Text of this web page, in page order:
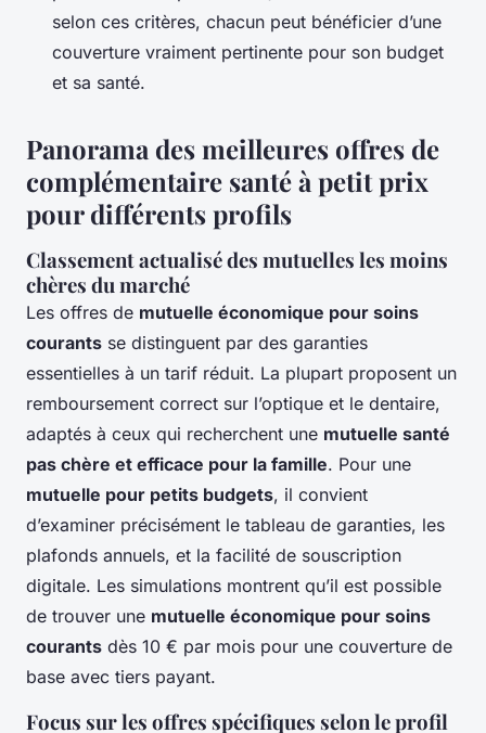
selon ces critères, chacun peut bénéficier d’une
couverture vraiment pertinente pour son budget
et sa santé.
Panorama des meilleures offres de
complémentaire santé à petit prix
pour différents profils
Classement actualisé des mutuelles les moins
chères du marché
Les offres de mutuelle économique pour soins
courants se distinguent par des garanties
essentielles à un tarif réduit. La plupart proposent un
remboursement correct sur l’optique et le dentaire,
adaptés à ceux qui recherchent une mutuelle santé
pas chère et efficace pour la famille. Pour une
mutuelle pour petits budgets, il convient
d’examiner précisément le tableau de garanties, les
plafonds annuels, et la facilité de souscription
digitale. Les simulations montrent qu’il est possible
de trouver une mutuelle économique pour soins
courants dès 10 € par mois pour une couverture de
base avec tiers payant.
Focus sur les offres spécifiques selon le profil